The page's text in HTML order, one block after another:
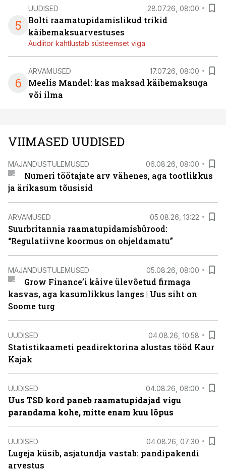
5
UUDISED 28.07.26, 08:00
Bolti raamatupidamislikud trikid
käibemaksuarvestuses
Audiitor kahtlustab süsteemset viga
6
ARVAMUSED 17.07.26, 08:00
Meelis Mandel: kas maksad käibemaksuga
või ilma
VIIMASED UUDISED
MAJANDUSTULEMUSED 06.08.26, 08:00
Numeri töötajate arv vähenes, aga tootlikkus
ja ärikasum tõusisid
ARVAMUSED 05.08.26, 13:22
Suurbritannia raamatupidamisbürood:
“Regulatiivne koormus on ohjeldamatu”
MAJANDUSTULEMUSED 05.08.26, 08:00
Grow Finance’i käive ülevõetud firmaga
kasvas, aga kasumlikkus langes | Uus siht on
Soome turg
UUDISED 04.08.26, 10:58
Statistikaameti peadirektorina alustas tööd Kaur
Kajak
UUDISED 04.08.26, 08:00
Uus TSD kord paneb raamatupidajad vigu
parandama kohe, mitte enam kuu lõpus
UUDISED 04.08.26, 07:30
Lugeja küsib, asjatundja vastab: pandipakendi
arvestus